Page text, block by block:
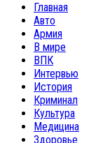
Главная
Авто
Армия
В мире
ВПК
Интервью
История
Криминал
Культура
Медицина
Здоровье